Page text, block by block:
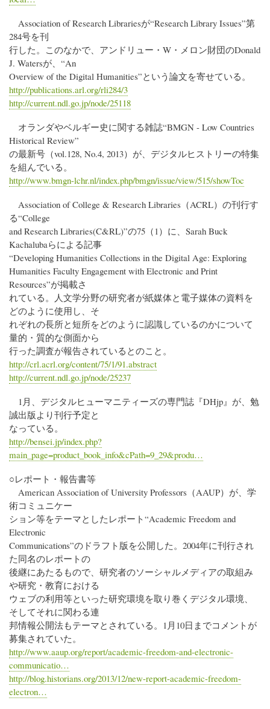
Association of Research Librariesが“Research Library Issues”第
284号を刊
行した。このなかで、アンドリュー・W・メロン財団のDonald
J. Watersが、“An
Overview of the Digital Humanities”という論文を寄せている。
http://publications.arl.org/rli284/3
http://current.ndl.go.jp/node/25118
オランダやベルギー史に関する雑誌“BMGN - Low Countries
Historical Review”
の最新号（vol.128, No.4, 2013）が、デジタルヒストリーの特集
を組んでいる。
http://www.bmgn-lchr.nl/index.php/bmgn/issue/view/515/showToc
Association of College & Research Libraries（ACRL）の刊行す
る“College
and Research Libraries(C&RL)”の75（1）に、Sarah Buck
Kachalubaらによる記事
“Developing Humanities Collections in the Digital Age: Exploring
Humanities Faculty Engagement with Electronic and Print
Resources”が掲載さ
れている。人文学分野の研究者が紙媒体と電子媒体の資料を
どのように使用し、そ
れぞれの長所と短所をどのように認識しているのかについて
量的・質的な側面から
行った調査が報告されているとのこと。
http://crl.acrl.org/content/75/1/91.abstract
http://current.ndl.go.jp/node/25237
1月、デジタルヒューマニティーズの専門誌『DHjp』が、勉
誠出版より刊行予定と
なっている。
http://bensei.jp/index.php?
main_page=product_book_info&cPath=9_29&produ…
○レポート・報告書等
American Association of University Professors（AAUP）が、学
術コミュニケー
ション等をテーマとしたレポート“Academic Freedom and
Electronic
Communications”のドラフト版を公開した。2004年に刊行され
た同名のレポートの
後継にあたるもので、研究者のソーシャルメディアの取組み
や研究・教育における
ウェブの利用等といった研究環境を取り巻くデジタル環境、
そしてそれに関わる連
邦情報公開法もテーマとされている。1月10日までコメントが
募集されていた。
http://www.aaup.org/report/academic-freedom-and-electronic-
communicatio…
http://blog.historians.org/2013/12/new-report-academic-freedom-
electron…